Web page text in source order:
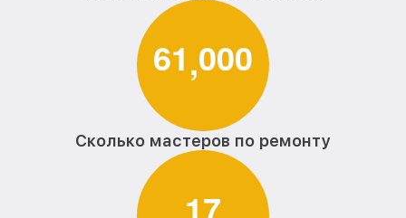
61,000
Сколько мастеров по ремонту
17